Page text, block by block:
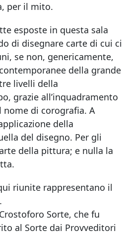
per il mito.
esposte in questa sala
di disegnare carte di cui ci
se non, genericamente,
della grande
livelli della
grazie all’inquadramento
di corografia. A
della
del disegno. Per gli
della pittura; e nulla la
riunite rappresentano il
Sorte, che fu
al Sorte dai Provveditori